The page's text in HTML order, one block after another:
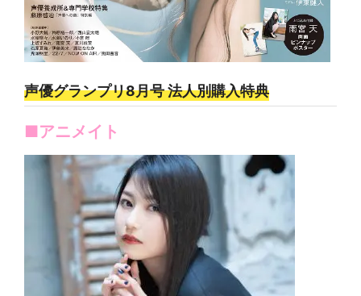
声優グランプリ8月号 法人別購入特典
■アニメイト